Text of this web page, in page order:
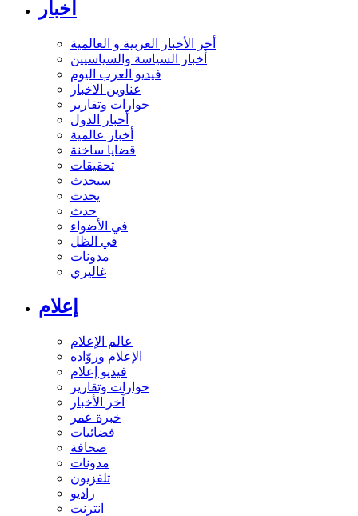
أخبار
أخر الأخبار العربية و العالمية
أخبار السياسة والسياسيين
فيديو العرب اليوم
عناوين الاخبار
حوارات وتقارير
أخبار الدول
أخبار عالمية
قضايا ساخنة
تحقيقات
سيحدث
يحدث
حدث
في الأضواء
في الظل
مدونات
غاليري
إعلام
عالم الإعلام
الإعلام وروّاده
فيديو إعلام
حوارات وتقارير
آخر الأخبار
خبرة عمر
فضائيات
صحافة
مدونات
تلفزيون
راديو
انترنت